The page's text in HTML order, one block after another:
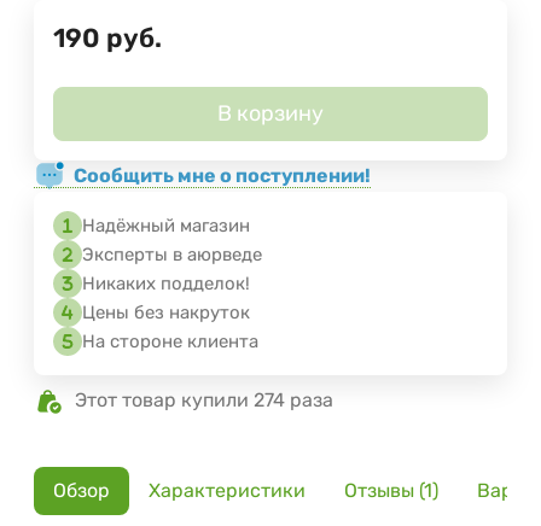
190 руб.
В корзину
Сообщить мне о поступлении!
Надёжный магазин
Эксперты в аюрведе
Никаких подделок!
Цены без накруток
На стороне клиента
Этот товар купили 274 раза
Обзор Характеристики Отзывы (1)